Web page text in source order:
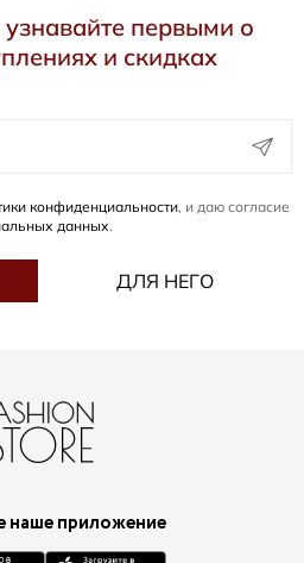
первыми о
и скидках
конфиденциальности, и даю согласие
данных.
ДЛЯ НЕГО
наше приложение